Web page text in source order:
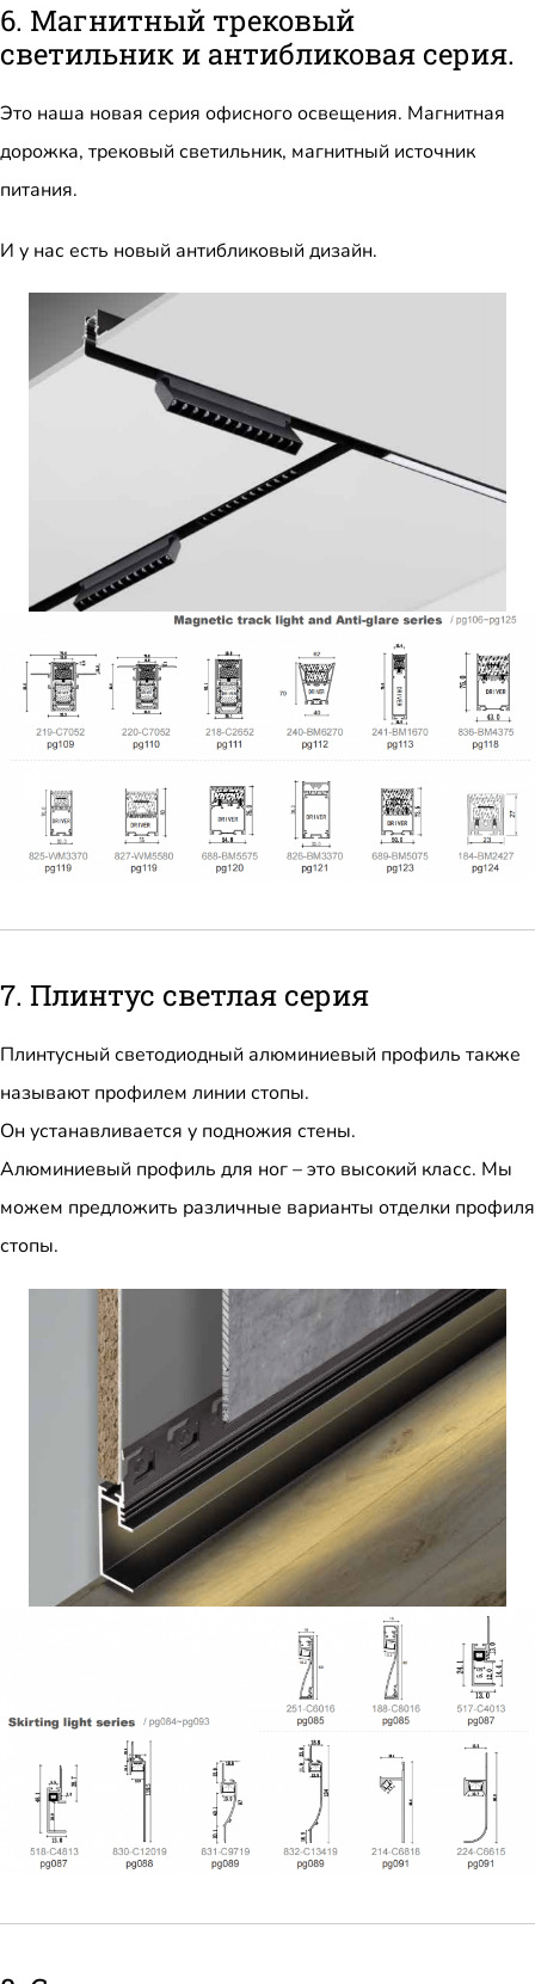
6. Магнитный трековый
светильник и антибликовая серия.
Это наша новая серия офисного освещения. Магнитная
дорожка, трековый светильник, магнитный источник
питания.
И у нас есть новый антибликовый дизайн.
7. Плинтус светлая серия
Плинтусный светодиодный алюминиевый профиль также
называют профилем линии стопы.
Он устанавливается у подножия стены.
Алюминиевый профиль для ног – это высокий класс. Мы
можем предложить различные варианты отделки профиля
стопы.